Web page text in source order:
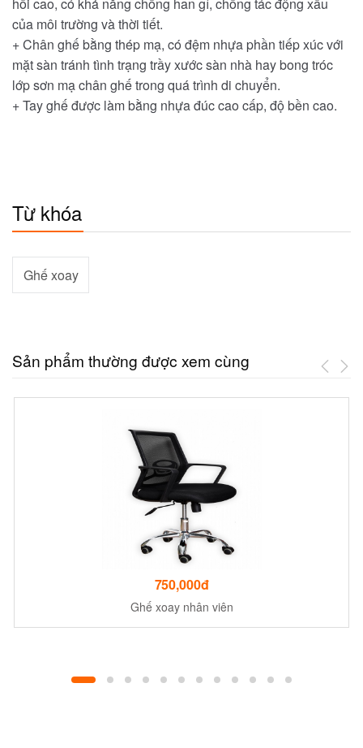
của môi trường và thời tiết.
+ Chân ghế bằng thép mạ, có đệm nhựa phần tiếp xúc với
mặt sàn tránh tình trạng trầy xước sàn nhà hay bong tróc
lớp sơn mạ chân ghế trong quá trình di chuyển.
+ Tay ghế được làm bằng nhựa đúc cao cấp, độ bền cao.
Từ khóa
Ghế xoay
Sản phẩm thường được xem cùng
750,000đ
Ghế xoay nhân viên